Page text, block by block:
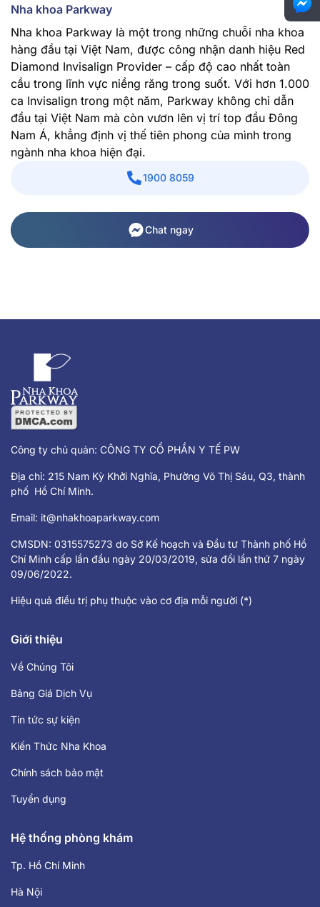
Nha khoa Parkway
Nha khoa Parkway là một trong những chuỗi nha khoa
hàng đầu tại Việt Nam, được công nhận danh hiệu Red
Diamond Invisalign Provider – cấp độ cao nhất toàn
cầu trong lĩnh vực niềng răng trong suốt. Với hơn 1.000
ca Invisalign trong một năm, Parkway không chỉ dẫn
đầu tại Việt Nam mà còn vươn lên vị trí top đầu Đông
Nam Á, khẳng định vị thế tiên phong của mình trong
ngành nha khoa hiện đại.
1900 8059
Chat ngay
Công ty chủ quản: CÔNG TY CỔ PHẦN Y TẾ PW
Địa chỉ: 215 Nam Kỳ Khởi Nghĩa, Phường Võ Thị Sáu, Q3, thành
phố Hồ Chí Minh.
Email: it@nhakhoaparkway.com
CMSDN: 0315575273 do Sở Kế hoạch và Đầu tư Thành phố Hồ
Chí Minh cấp lần đầu ngày 20/03/2019, sửa đổi lần thứ 7 ngày
09/06/2022.
Hiệu quả điều trị phụ thuộc vào cơ địa mỗi người (*)
Giới thiệu
Về Chúng Tôi
Bảng Giá Dịch Vụ
Tin tức sự kiện
Kiến Thức Nha Khoa
Chính sách bảo mật
Tuyển dụng
Hệ thống phòng khám
Tp. Hồ Chí Minh
Hà Nội